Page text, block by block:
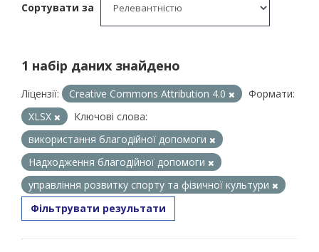
Сортувати за
1 набір даних знайдено
Ліцензії: Creative Commons Attribution 4.0
Формати:
XLSX
Ключові слова:
використання благодійної допомоги
Надходження благодійної допомоги
управління розвитку спорту та фізичної культури
Фільтрувати результати